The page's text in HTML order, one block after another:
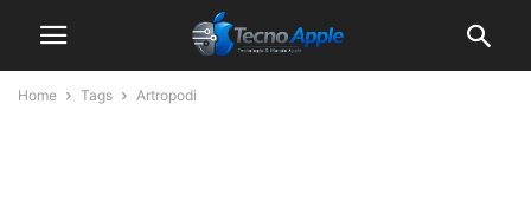
Home Tags Artropodi